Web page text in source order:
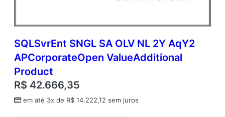
SQLSvrEnt SNGL SA OLV NL 2Y AqY2
APCorporateOpen ValueAdditional
Product
R$ 42.666,35
em até 3x de R$ 14.222,12 sem juros